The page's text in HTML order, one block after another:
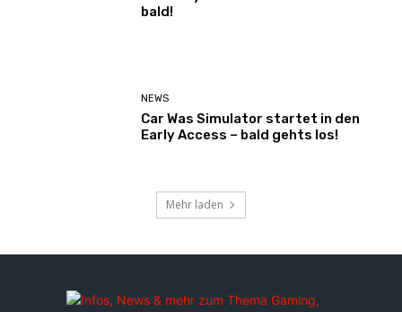
bald!
NEWS
Car Was Simulator startet in den
Early Access – bald gehts los!
Mehr laden